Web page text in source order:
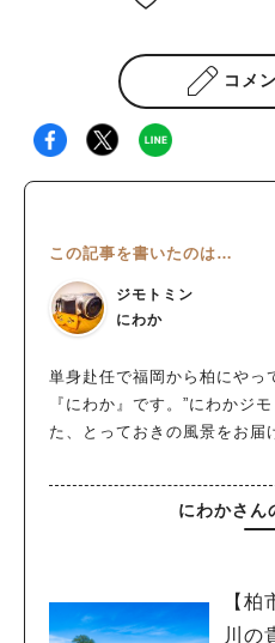
コメ
この記事を書いたのは…
ジモトミン
にわか
単身赴任で福岡から柏にやっ
『にわか』です。”にわかジ
た、とっておきの風景をお届
にわかさん
【柏
川の